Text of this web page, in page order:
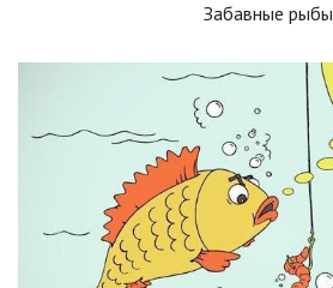
Забавные рыбы